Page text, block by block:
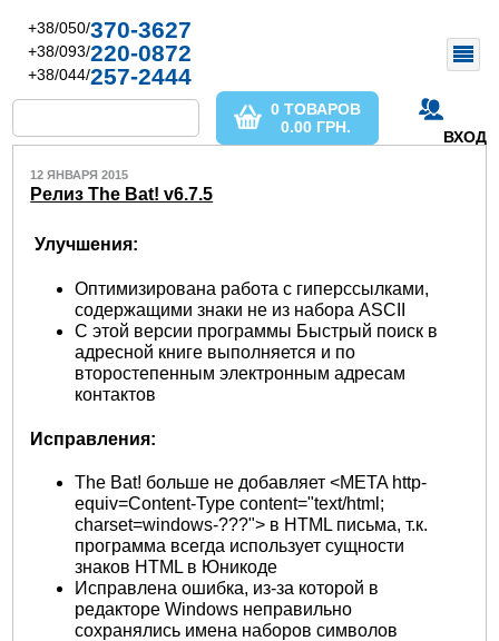
+38/050/370-3627
+38/093/220-0872
+38/044/257-2444
ВХОД
0 ТОВАРОВ
0.00 ГРН.
12 ЯНВАРЯ 2015
Релиз The Bat! v6.7.5
Улучшения:
Оптимизирована работа с гиперссылками,
содержащими знаки не из набора ASCII
С этой версии программы Быстрый поиск в
адресной книге выполняется и по
второстепенным электронным адресам
контактов
Исправления:
The Bat! больше не добавляет <META http-
equiv=Content-Type content="text/html;
charset=windows-???"> в HTML письма, т.к.
программа всегда использует сущности
знаков HTML в Юникоде
Исправлена ошибка, из-за которой в
редакторе Windows неправильно
сохранялись имена наборов символов